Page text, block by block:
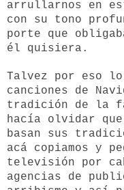
arrullarnos en
con su tono
porte que
él quisiera.
Talvez por eso
canciones de
tradición de la
hacía olvidar
basan sus
acá copiamos y
televisión por
agencias de